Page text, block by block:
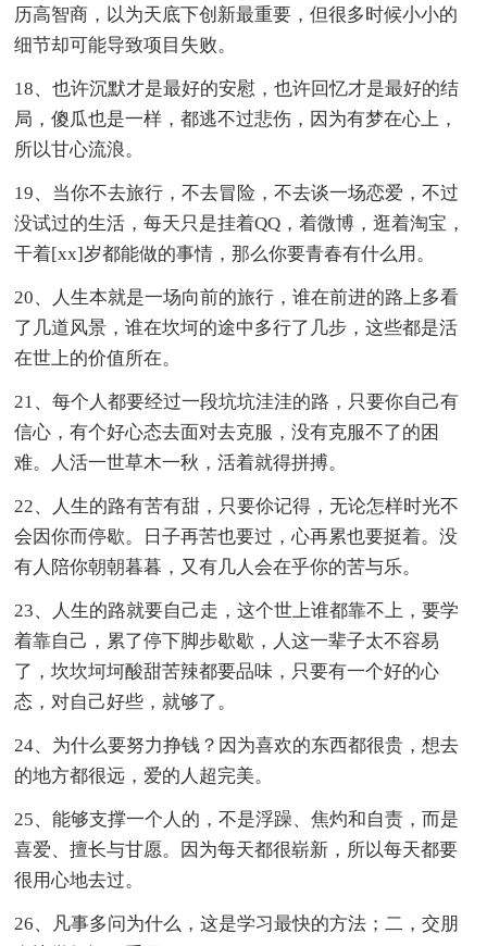
历高智商，以为天底下创新最重要，但很多时候小小的
细节却可能导致项目失败。
18、也许沉默才是最好的安慰，也许回忆才是最好的结
局，傻瓜也是一样，都逃不过悲伤，因为有梦在心上，
所以甘心流浪。
19、当你不去旅行，不去冒险，不去谈一场恋爱，不过
没试过的生活，每天只是挂着QQ，着微博，逛着淘宝，
干着[xx]岁都能做的事情，那么你要青春有什么用。
20、人生本就是一场向前的旅行，谁在前进的路上多看
了几道风景，谁在坎坷的途中多行了几步，这些都是活
在世上的价值所在。
21、每个人都要经过一段坑坑洼洼的路，只要你自己有
信心，有个好心态去面对去克服，没有克服不了的困
难。人活一世草木一秋，活着就得拼搏。
22、人生的路有苦有甜，只要伱记得，无论怎样时光不
会因你而停歇。日子再苦也要过，心再累也要挺着。没
有人陪你朝朝暮暮，又有几人会在乎你的苦与乐。
23、人生的路就要自己走，这个世上谁都靠不上，要学
着靠自己，累了停下脚步歇歇，人这一辈子太不容易
了，坎坎坷坷酸甜苦辣都要品味，只要有一个好的心
态，对自己好些，就够了。
24、为什么要努力挣钱？因为喜欢的东西都很贵，想去
的地方都很远，爱的人超完美。
25、能够支撑一个人的，不是浮躁、焦灼和自责，而是
喜爱、擅长与甘愿。因为每天都很崭新，所以每天都要
很用心地去过。
26、凡事多问为什么，这是学习最快的方法；二，交朋